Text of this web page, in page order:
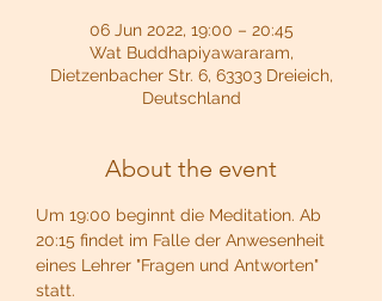
06 Jun 2022, 19:00 – 20:45
Wat Buddhapiyawararam,
Dietzenbacher Str. 6, 63303 Dreieich,
Deutschland
About the event
Um 19:00 beginnt die Meditation. Ab
20:15 findet im Falle der Anwesenheit
eines Lehrer "Fragen und Antworten"
statt.